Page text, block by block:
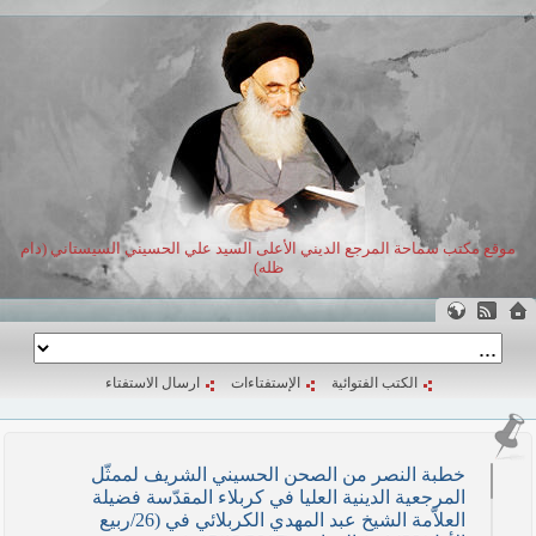
موقع مكتب سماحة المرجع الديني الأعلى السيد علي الحسيني السيستاني (دام
ظله)
الكتب الفتوائية الإستفتاءات ارسال الاستفتاء
خطبة النصر من الصحن الحسيني الشريف لممثّل
المرجعية الدينية العليا في كربلاء المقدّسة فضيلة
العلاّمة الشيخ عبد المهدي الكربلائي في (26/ربيع